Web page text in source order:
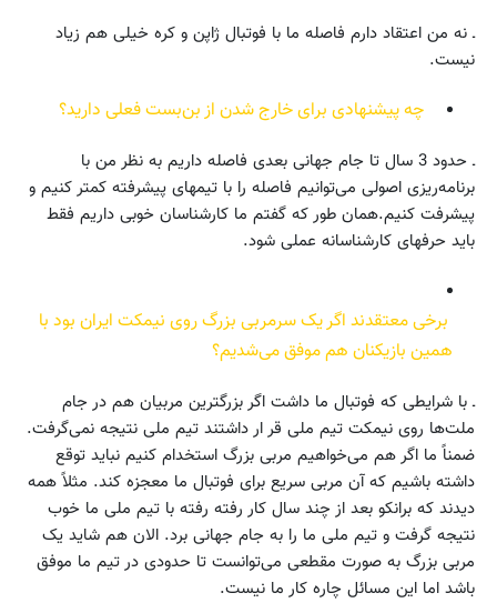
ـ نه من اعتقاد دارم فاصله ما با فوتبال ژاپن و کره خیلی هم زیاد
نیست.
چه پیشنهادی برای خارج شدن از بن‌بست فعلی دارید؟
ـ حدود 3 سال تا جام جهانی بعدی فاصله داریم به نظر من با
برنامه‌ریزی اصولی می‌توانیم فاصله را با تیمهای پیشرفته کمتر کنیم و
پیشرفت کنیم.همان طور که گفتم ما کارشناسان خوبی داریم فقط
باید حرفهای کارشناسانه عملی شود.
برخی معتقدند اگر یک سرمربی بزرگ روی نیمکت ایران بود با
همین بازیکنان هم موفق می‌شدیم؟
ـ با شرایطی که فوتبال ما داشت اگر بزرگترین مربیان هم در جام
ملت‌ها روی نیمکت تیم ملی قر ار داشتند تیم ملی نتیجه نمی‌گرفت.
ضمناً ما اگر هم می‌خواهیم مربی بزرگ استخدام کنیم نباید توقع
داشته باشیم که آن مربی سریع برای فوتبال ما معجزه کند. مثلاً همه
دیدند که برانکو بعد از چند سال کار رفته رفته با تیم ملی ما خوب
نتیجه گرفت و تیم ملی ما را به جام جهانی برد. الان هم شاید یک
مربی بزرگ به صورت مقطعی می‌توانست تا حدودی در تیم ما موفق
باشد اما این مسائل چاره کار ما نیست.